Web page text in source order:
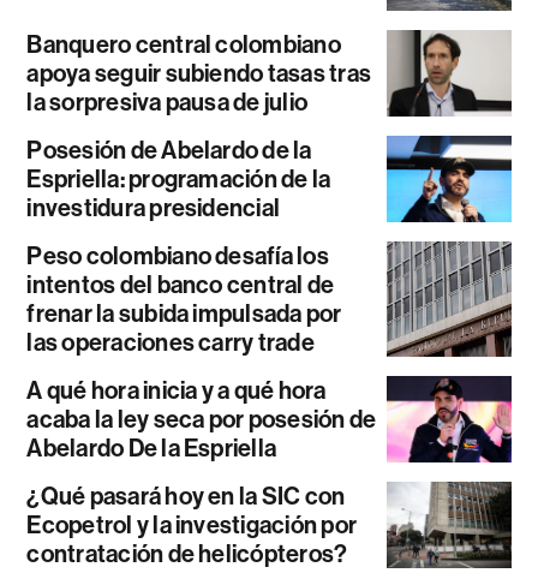
Banquero central colombiano
apoya seguir subiendo tasas tras
la sorpresiva pausa de julio
Posesión de Abelardo de la
Espriella: programación de la
investidura presidencial
Peso colombiano desafía los
intentos del banco central de
frenar la subida impulsada por
las operaciones carry trade
A qué hora inicia y a qué hora
acaba la ley seca por posesión de
Abelardo De la Espriella
¿Qué pasará hoy en la SIC con
Ecopetrol y la investigación por
contratación de helicópteros?